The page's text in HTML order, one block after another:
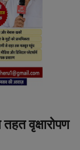
वृक्षारोपण